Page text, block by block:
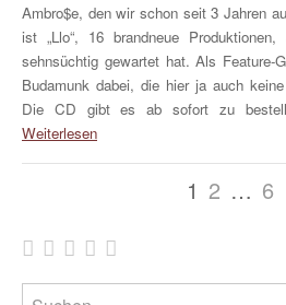
Ambro$e, den wir schon seit 3 Jahren
ist „Llo“, 16 brandneue
sehnsüchtig gewartet hat. Als Feature-
Budamunk dabei, die hier ja auch
Die CD gibt es ab sofort zu
Weiterlesen
WHUDAT:
1 2 … 6